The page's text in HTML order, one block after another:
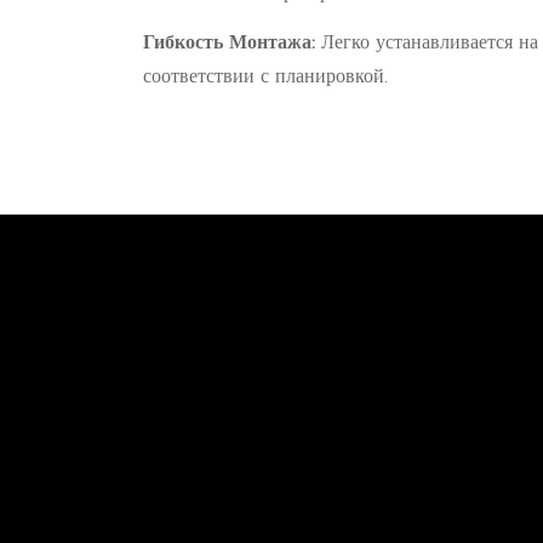
Гибкость Монтажа:Легко устанавливается
соответствии с планировкой.